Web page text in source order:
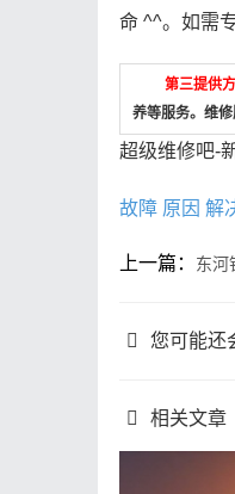
命 ^^。如需
第三提供方
养等服务。维
超级维修吧-
故障 原因 解
上一篇： 东河
您可能还
相关文章